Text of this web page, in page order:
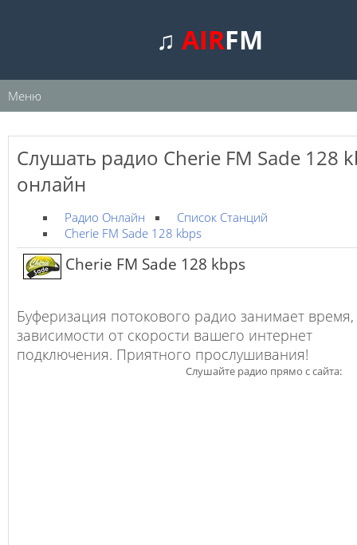
♫AIRFM
Меню
Слушать радио Cherie FM Sade 128
онлайн
Радио Онлайн
Список Станций
Cherie FM Sade 128 kbps
Cherie FM Sade 128 kbps
Буферизация потокового радио занимает время,
зависимости от скорости вашего интернет
подключения. Приятного прослушивания!
Слушайте радио прямо с сайта: